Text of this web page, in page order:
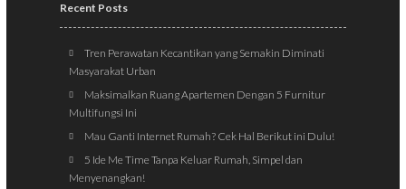
Recent Posts
Tren Perawatan Kecantikan yang Semakin Diminati
Masyarakat Urban
Maksimalkan Ruang Apartemen Dengan 5 Furnitur
Multifungsi Ini
Mau Ganti Internet Rumah? Cek Hal Berikut ini Dulu!
5 Ide Me Time Tanpa Keluar Rumah, Simpel dan
Menyenangkan!